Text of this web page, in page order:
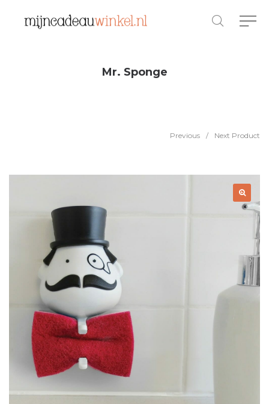
Mr. Sponge
Previous / Next Product